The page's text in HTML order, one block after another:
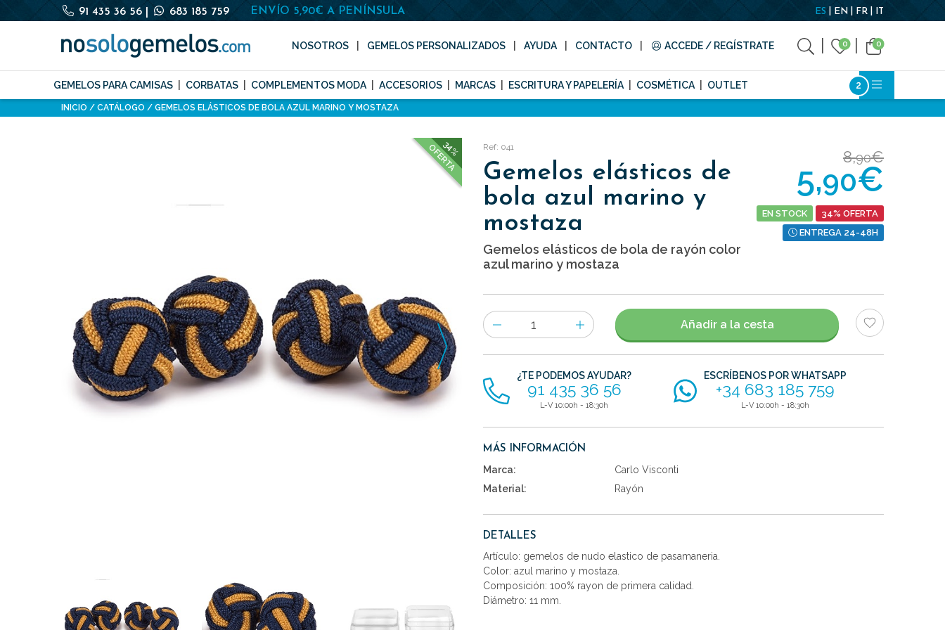
91 435 36 56 683 185 759 ENVÍO 5,90€ A PENÍNSULA ES EN FR IT
NOSOTROS GEMELOS PERSONALIZADOS AYUDA CONTACTO ACCEDE / REGÍSTRATE 0 0
GEMELOS PARA CAMISAS CORBATAS COMPLEMENTOS MODA ACCESORIOS MARCAS ESCRITURA Y PAPELERÍA COSMÉTICA OUTLET
INICIO CATÁLOGO GEMELOS ELÁSTICOS DE BOLA AZUL MARINO Y MOSTAZA
34%
OFERTA Ref: 041
Gemelos elásticos de
bola azul marino y
mostaza
Gemelos elásticos de bola de rayón color
azul marino y mostaza
8,90€
5,90€
EN STOCK
34% OFERTA
ENTREGA 24-48H
Número
de
artículos
Añadir a la cesta
¿TE PODEMOS AYUDAR?
91 435 36 56
L-V 10:00h - 18:30h
ESCRÍBENOS POR WHATSAPP
+34 683 185 759
L-V 10:00h - 18:30h
MÁS INFORMACIÓN
Marca:
Carlo Visconti
Material:
Rayón
DETALLES
Artículo: gemelos de nudo elastico de pasamaneria.
Color: azul marino y mostaza.
Composición: 100% rayon de primera calidad.
Diámetro: 11 mm.